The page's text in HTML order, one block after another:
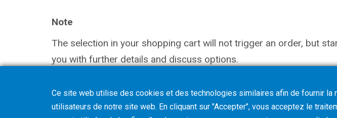
Note
The selection in your shopping cart will not trigger an order, but
you with further details and discuss options.
Ce site web utilise des cookies et des technologies similaires afin de fournir
utilisateurs de notre site web. En cliquant sur "Accepter", vous acceptez le